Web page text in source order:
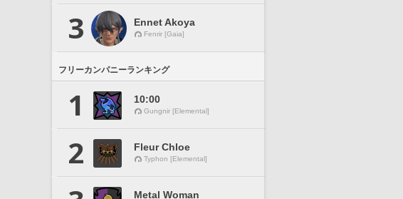
3 Ennet Akoya
Fenrir [Gaia]
フリーカンパニーランキング
1 10:00
Gungnir [Elemental]
2 Fleur Chloe
Typhon [Elemental]
Metal Woman